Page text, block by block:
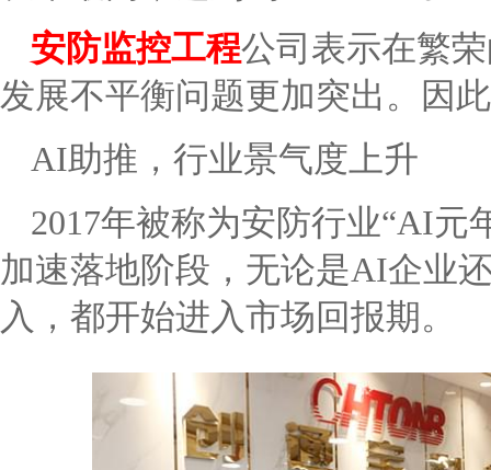
安防监控工程公司表示在繁
发展不平衡问题更加突出。因
AI助推，行业景气度上升
2017年被称为安防行业“AI元
加速落地阶段，无论是AI企业
入，都开始进入市场回报期。